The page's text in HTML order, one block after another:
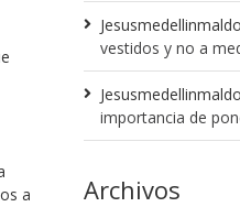
a
vestidos y no a
importancia de
Archivos